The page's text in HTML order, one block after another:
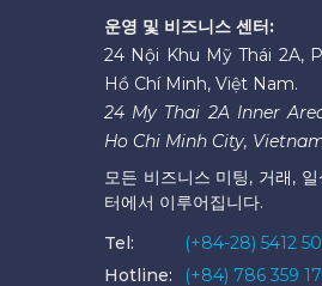
운영 및 비즈니스 센터:
24 Nội Khu Mỹ Thái 2A,
Hồ Chí Minh, Việt Nam.
24 My Thai 2A Inner
Ho Chi Minh City,
모든 비즈니스 미팅, 거래,
터에서 이루어집니다.
Tel:
(+84-28) 5412
Hotline:
(+84) 786 359